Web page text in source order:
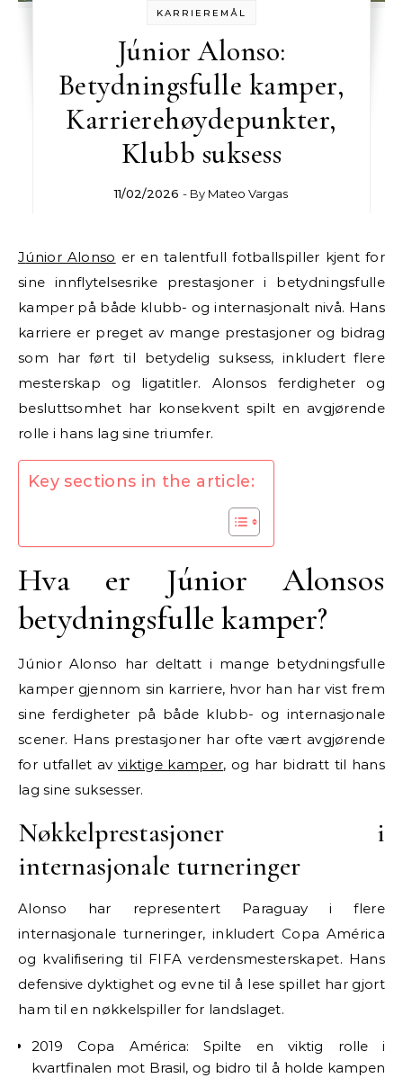
KARRIEREMÅL
Júnior Alonso:
Betydningsfulle kamper,
Karrierehøydepunkter,
Klubb suksess
11/02/2026 - By Mateo Vargas
Júnior Alonso er en talentfull fotballspiller kjent for
sine innflytelsesrike prestasjoner i betydningsfulle
kamper på både klubb- og internasjonalt nivå. Hans
karriere er preget av mange prestasjoner og bidrag
som har ført til betydelig suksess, inkludert flere
mesterskap og ligatitler. Alonsos ferdigheter og
besluttsomhet har konsekvent spilt en avgjørende
rolle i hans lag sine triumfer.
Key sections in the article:
Hva er Júnior Alonsos
betydningsfulle kamper?
Júnior Alonso har deltatt i mange betydningsfulle
kamper gjennom sin karriere, hvor han har vist frem
sine ferdigheter på både klubb- og internasjonale
scener. Hans prestasjoner har ofte vært avgjørende
for utfallet av viktige kamper, og har bidratt til hans
lag sine suksesser.
Nøkkelprestasjoner i
internasjonale turneringer
Alonso har representert Paraguay i flere
internasjonale turneringer, inkludert Copa América
og kvalifisering til FIFA verdensmesterskapet. Hans
defensive dyktighet og evne til å lese spillet har gjort
ham til en nøkkelspiller for landslaget.
2019 Copa América: Spilte en viktig rolle i
kvartfinalen mot Brasil, og bidro til å holde kampen